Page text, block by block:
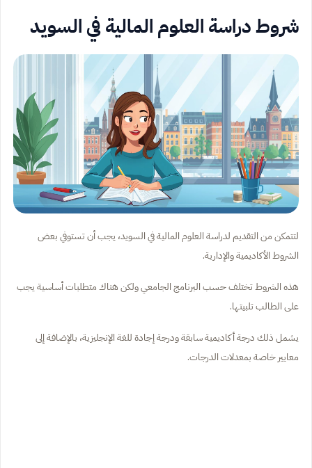
شروط دراسة العلوم المالية في السويد
لتتمكن من التقديم لدراسة العلوم المالية في السويد، يجب أن تستوفي بعض
الشروط الأكاديمية والإدارية.
هذه الشروط تختلف حسب البرنامج الجامعي ولكن هناك متطلبات أساسية يجب
على الطالب تلبيتها.
يشمل ذلك درجة أكاديمية سابقة ودرجة إجادة للغة الإنجليزية، بالإضافة إلى
معايير خاصة بمعدلات الدرجات.